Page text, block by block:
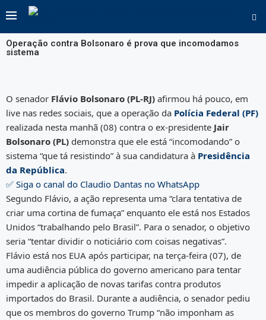
Operação contra Bolsonaro é prova que incomodamos
sistema
O senador Flávio Bolsonaro (PL-RJ) afirmou há pouco, em
live nas redes sociais, que a operação da Polícia Federal (PF)
realizada nesta manhã (08) contra o ex-presidente Jair
Bolsonaro (PL) demonstra que ele está “incomodando” o
sistema “que tá resistindo” à sua candidatura à Presidência
da República.
✅ Siga o canal do Claudio Dantas no WhatsApp
Segundo Flávio, a ação representa uma “clara tentativa de
criar uma cortina de fumaça” enquanto ele está nos Estados
Unidos “trabalhando pelo Brasil”. Para o senador, o objetivo
seria “tentar dividir o noticiário com coisas negativas”.
Flávio está nos EUA após participar, na terça-feira (07), de
uma audiência pública do governo americano para tentar
impedir a aplicação de novas tarifas contra produtos
importados do Brasil. Durante a audiência, o senador pediu
que os membros do governo Trump “não imponham as